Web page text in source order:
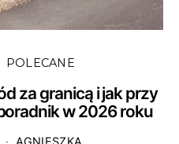
POLECANE
za granicą i jak przy
w 2026 roku
AGNIESZKA